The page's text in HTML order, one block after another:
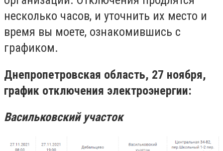
несколько часов, и уточнить их место и
время вы моете, ознакомившись с
графиком.
Днепропетровская область, 27 ноября,
график отключения электроэнергии:
Васильковский участок